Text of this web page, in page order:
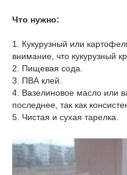
Что нужно:
1. Кукурузный или
внимание, что кукурузный
2. Пищевая сода.
3. ПВА клей.
4. Вазелиновое масло или
последнее, так как
5. Чистая и сухая тарелка.